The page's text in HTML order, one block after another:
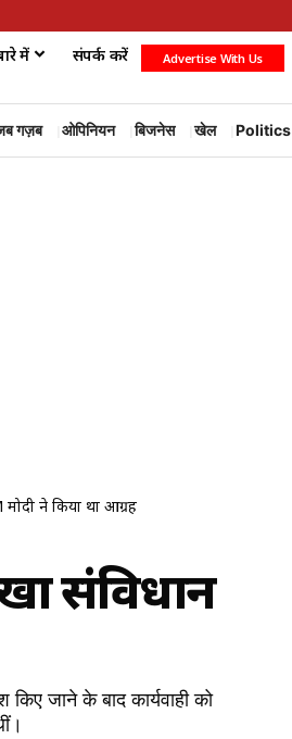
में संपर्क करें Advertise With Us
गज़ब ओपिनियन बिजनेस खेल Politics
ने किया था आग्रह
संविधान
जाने के बाद कार्यवाही को